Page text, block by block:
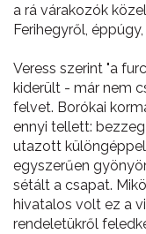
a rá várakozók
Ferihegyről,
Veress szerint "a
kiderült - már nem
felvet. Borókai
ennyi tellett:
utazott
egyszerűen
sétált a csapat.
hivatalos volt ez a
rendeletükről